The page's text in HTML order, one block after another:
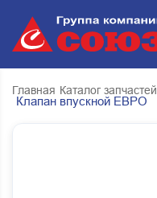
Главная Каталог запчастей
Клапан впускной ЕВРО